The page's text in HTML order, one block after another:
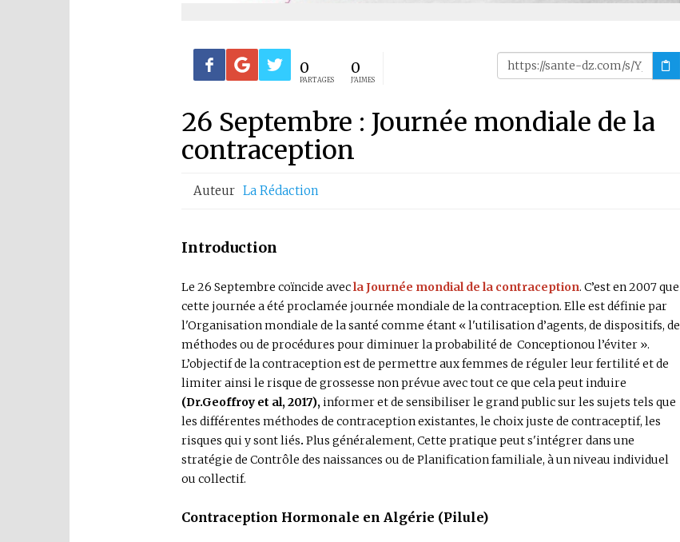
0
PARTAGES
0
J'AIMES
26 Septembre : Journée mondiale de la
contraception
Auteur La Rédaction
Introduction
Le 26 Septembre coïncide avecla Journée mondial de la contraception. C’est en 2007 que
cette journée a été proclamée journée mondiale de la contraception. Elle est définie par
l'Organisation mondiale de la santé comme étant « l'utilisation d’agents, de dispositifs, de
méthodes ou de procédures pour diminuer la probabilité de Conceptionou l’éviter ».
L’objectif de la contraception est de permettre aux femmes de réguler leur fertilité et de
limiter ainsi le risque de grossesse non prévue avec tout ce que cela peut induire
(Dr.Geoffroy et al, 2017),informer et de sensibiliser le grand public sur les sujets tels que
les différentes méthodes de contraception existantes, le choix juste de contraceptif, les
risques qui y sont liés. Plus généralement, Cette pratique peut s'intégrer dans une
stratégie de Contrôle des naissances ou de Planification familiale, à un niveau individuel
ou collectif.
Contraception Hormonale en Algérie (Pilule)